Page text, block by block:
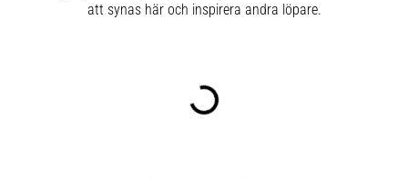
att synas här och inspirera andra löpare.